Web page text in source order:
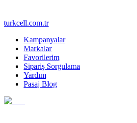
turkcell.com.tr
Kampanyalar
Markalar
Favorilerim
Sipariş Sorgulama
Yardım
Pasaj Blog